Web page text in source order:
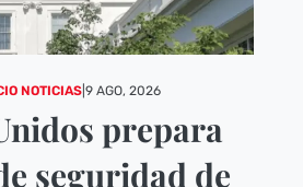
NOTICIAS| 9 AGO, 2026
prepara
seguridad de